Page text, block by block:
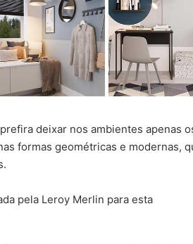
deixar nos ambientes apenas
formas geométricas e modernas,
pela Leroy Merlin para esta